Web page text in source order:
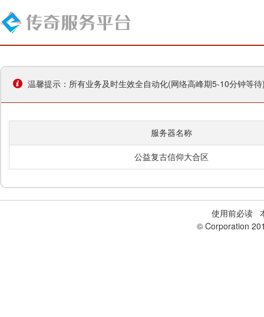
温馨提示：所有业务及时生效全自动化(网络高峰期5-10分钟等
服务器名称
公益复古信仰大合区
使用前必读
© Corporation